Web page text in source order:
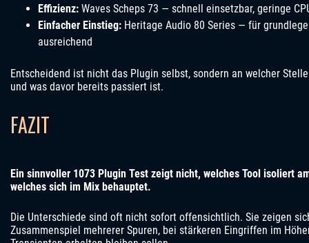
Effizienz: Waves Scheps 73 — schnell einsetzbar, geringe
Einfacher Einstieg: Heritage Audio 80 Series — für
ausreichend
Entscheidend ist nicht das Plugin selbst, sondern an welcher
und was davor bereits passiert ist.
FAZIT
Ein sinnvoller 1073 Plugin Test zeigt nicht, welches Tool isoliert
welches sich im Mix behauptet.
Die Unterschiede sind oft nicht sofort offensichtlich. Sie zeigen
Zusammenspiel mehrerer Spuren, bei stärkeren Eingriffen im